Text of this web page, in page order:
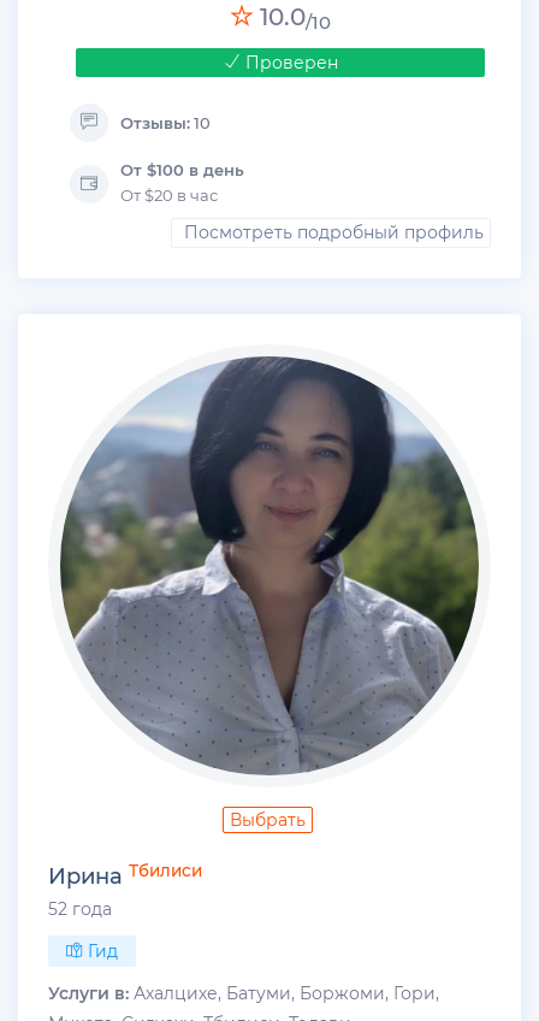
10.0/10
Проверен
Отзывы:10
От $100 в день
От $20 в час
Посмотреть подробный профиль
Выбрать
Ирина Тбилиси
52 года
Гид
Услуги в: Ахалцихе, Батуми, Боржоми, Гори,